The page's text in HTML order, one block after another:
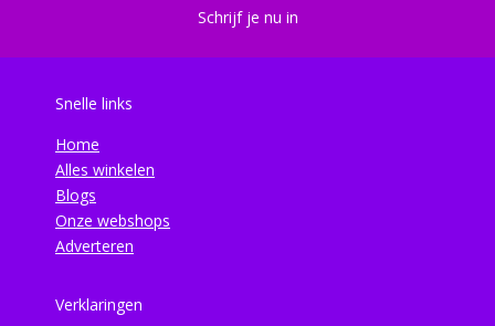
Schrijf je nu in
Snelle links
Home
Alles winkelen
Blogs
Onze webshops
Adverteren
Verklaringen